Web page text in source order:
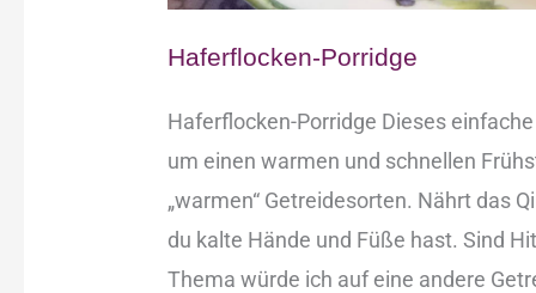
Haferflocken-Porridge
Haferflocken-Porridge Dieses
um einen warmen und schnellen
„warmen“ Getreidesorten. Nährt das
du kalte Hände und Füße hast. Sind
Thema würde ich auf eine andere